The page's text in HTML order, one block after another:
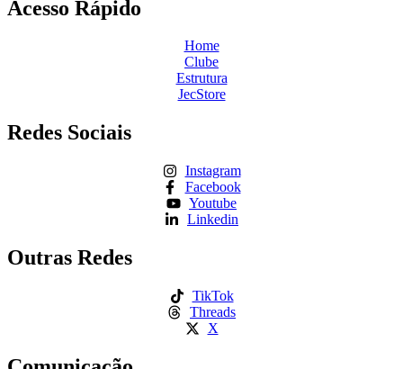
Acesso Rápido
Home
Clube
Estrutura
JecStore
Redes Sociais
Instagram
Facebook
Youtube
Linkedin
Outras Redes
TikTok
Threads
X